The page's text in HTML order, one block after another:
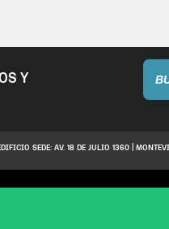
Y
SEDE: AV. 18 DE JULIO 1360 |